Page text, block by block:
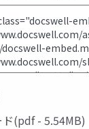
(pdf - 5.54MB)